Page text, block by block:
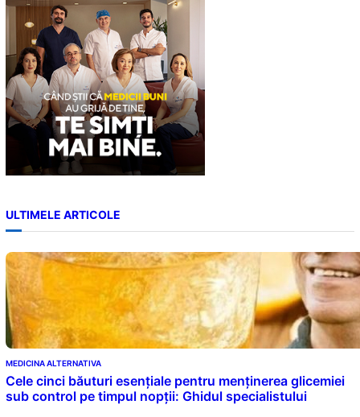
h
ULTIMELE ARTICOLE
MEDICINA ALTERNATIVA
Cele cinci băuturi esențiale pentru menținerea glicemiei
sub control pe timpul nopții: Ghidul specialistului